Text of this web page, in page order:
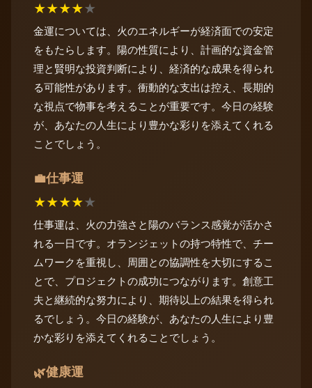
★★★★★
金運については、火のエネルギーが経済面での安定
をもたらします。陽の性質により、計画的な資金管
理と賢明な投資判断により、経済的な成果を得られ
る可能性があります。衝動的な支出は控え、長期的
な視点で物事を考えることが重要です。今日の経験
が、あなたの人生により豊かな彩りを添えてくれる
ことでしょう。
💼仕事運
★★★★★
仕事運は、火の力強さと陽のバランス感覚が活かさ
れる一日です。オランジェットの持つ特性で、チー
ムワークを重視し、周囲との協調性を大切にするこ
とで、プロジェクトの成功につながります。創意工
夫と継続的な努力により、期待以上の結果を得られ
るでしょう。今日の経験が、あなたの人生により豊
かな彩りを添えてくれることでしょう。
🌿健康運